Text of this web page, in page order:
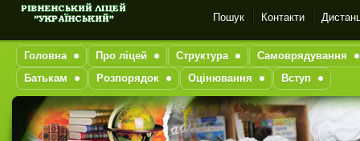
Пошук Контакти
Головна Про ліцей Структура
Самоврядування
Батькам
Розпорядок Оцінювання Вступ